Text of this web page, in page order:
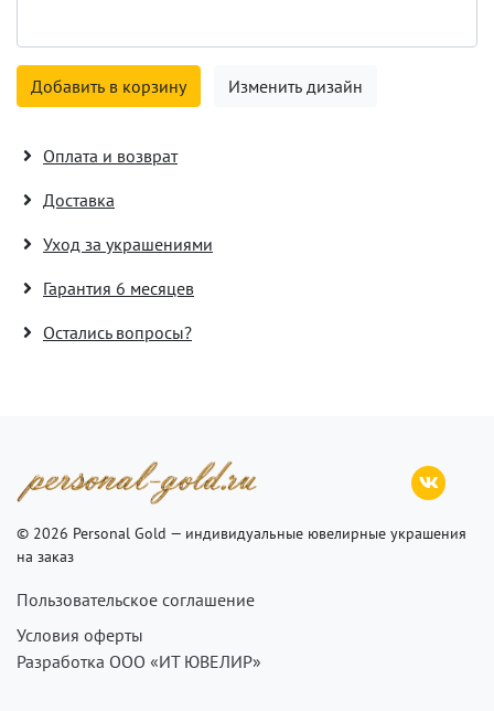
Добавить в корзину Изменить дизайн
Оплата и возврат
Доставка
Уход за украшениями
Гарантия 6 месяцев
Остались вопросы?
© 2026 Personal Gold — индивидуальные ювелирные украшения
на заказ
Пользовательское соглашение
Условия оферты
Разработка ООО «ИТ ЮВЕЛИР»